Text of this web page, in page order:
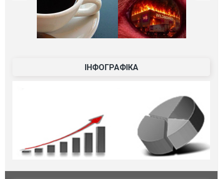
ІНФОГРАФІКА